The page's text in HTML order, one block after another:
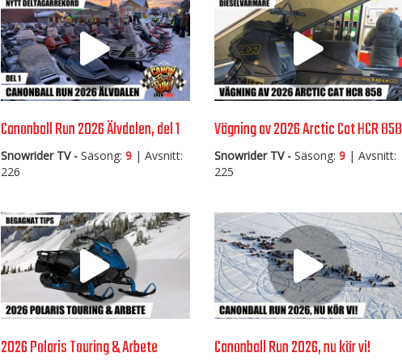
Canonball Run 2026 Älvdalen, del 1
Snowrider TV - Säsong:9 | Avsnitt:
226
Vägning av 2026 Arctic Cat HCR 858
Snowrider TV -Säsong: 9| Avsnitt:
225
2026 Polaris Touring & Arbete Canonball Run 2026, nu kör vi!